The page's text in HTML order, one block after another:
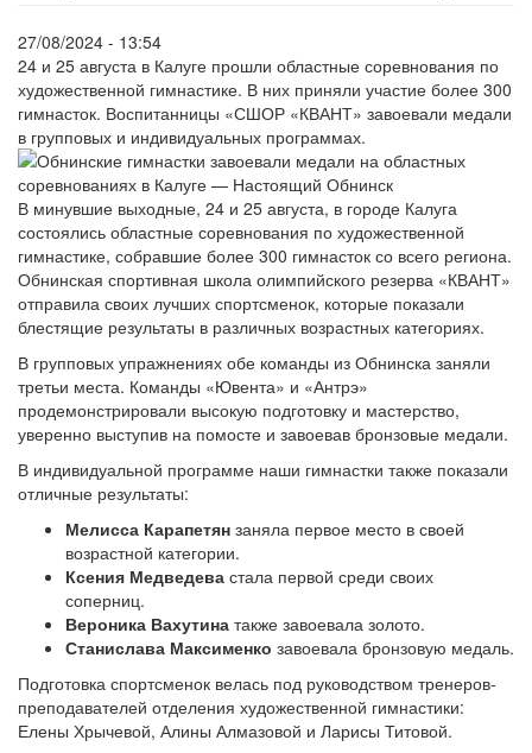
27/08/2024 - 13:54
24 и 25 августа в Калуге прошли областные соревнования по
художественной гимнастике. В них приняли участие более 300
гимнасток. Воспитанницы «СШОР «КВАНТ» завоевали медали
в групповых и индивидуальных программах.
В минувшие выходные, 24 и 25 августа, в городе Калуга
состоялись областные соревнования по художественной
гимнастике, собравшие более 300 гимнасток со всего региона.
Обнинская спортивная школа олимпийского резерва «КВАНТ»
отправила своих лучших спортсменок, которые показали
блестящие результаты в различных возрастных категориях.
В групповых упражнениях обе команды из Обнинска заняли
третьи места. Команды «Ювента» и «Антрэ»
продемонстрировали высокую подготовку и мастерство,
уверенно выступив на помосте и завоевав бронзовые медали.
В индивидуальной программе наши гимнастки также показали
отличные результаты:
Мелисса Карапетян заняла первое место в своей
возрастной категории.
Ксения Медведева стала первой среди своих
соперниц.
Вероника Вахутина также завоевала золото.
Станислава Максименко завоевала бронзовую медаль.
Подготовка спортсменок велась под руководством тренеров-
преподавателей отделения художественной гимнастики:
Елены Хрычевой, Алины Алмазовой и Ларисы Титовой.